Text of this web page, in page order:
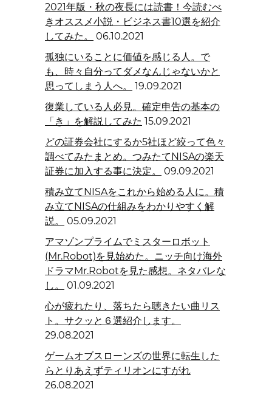
2021年版・秋の夜長には読書！今読むべ
きオススメ小説・ビジネス書10選を紹介
してみた。
06.10.2021
孤独にいることに価値を感じる人。で
も、時々自分ってダメなんじゃないかと
思ってしまう人へ。
19.09.2021
復業している人必見。確定申告の基本の
「き」を解説してみた 15.09.2021
どの証券会社にするか5社ほど絞って色々
調べてみたまとめ。つみたてNISAの楽天
証券に加入する事に決定。
09.09.2021
積み立てNISAをこれから始める人に。積
み立てNISAの仕組みをわかりやすく解
説。
05.09.2021
アマゾンプライムでミスターロボット
(Mr.Robot)を見始めた。ニッチ向け海外
ドラマMr.Robotを見た感想。ネタバレな
し。
01.09.2021
心が疲れたり、落ちたら聴きたい曲リス
ト。サクッと６選紹介します。
29.08.2021
ゲームオブスローンズの世界に転生した
らとりあえずティリオンにすがれ
26.08.2021